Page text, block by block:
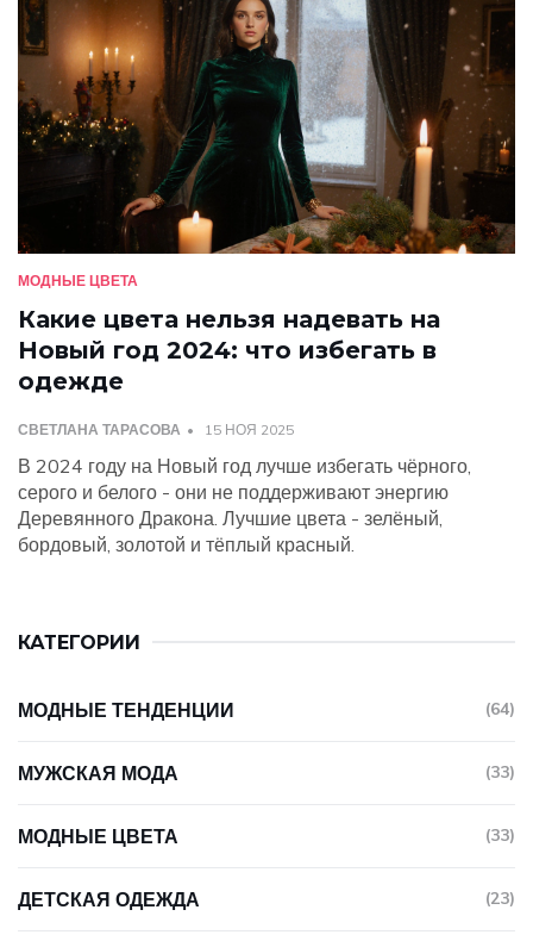
МОДНЫЕ ЦВЕТА
Какие цвета нельзя надевать на
Новый год 2024: что избегать в
одежде
СВЕТЛАНА ТАРАСОВА 15 НОЯ 2025
В 2024 году на Новый год лучше избегать чёрного,
серого и белого - они не поддерживают энергию
Деревянного Дракона. Лучшие цвета - зелёный,
бордовый, золотой и тёплый красный.
КАТЕГОРИИ
МОДНЫЕ ТЕНДЕНЦИИ (64)
МУЖСКАЯ МОДА (33)
МОДНЫЕ ЦВЕТА (33)
ДЕТСКАЯ ОДЕЖДА (23)